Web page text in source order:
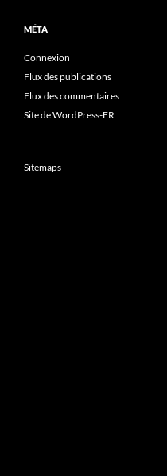
MÉTA
Connexion
Flux des publications
Flux des commentaires
Site de WordPress-FR
Sitemaps